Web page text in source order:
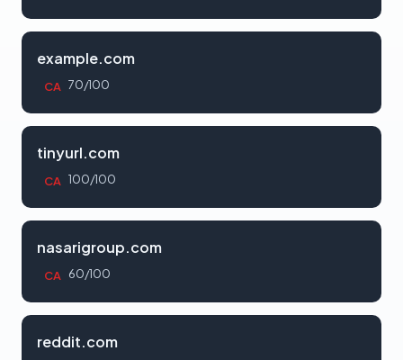
example.com
CA 70/100
tinyurl.com
CA 100/100
nasarigroup.com
CA 60/100
reddit.com